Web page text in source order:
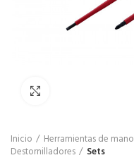
Inicio Herramientas de mano
Destornilladores
Sets